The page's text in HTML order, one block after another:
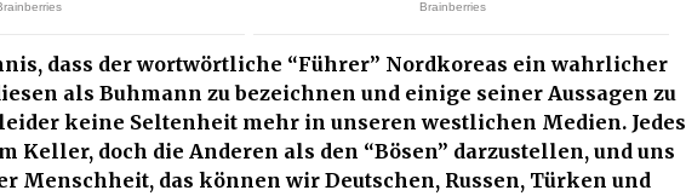
dass der wortwörtliche “Führer” Nordkoreas ein wahrlicher
als Buhmann zu bezeichnen und einige seiner Aussagen zu
keine Seltenheit mehr in unseren westlichen Medien. Jedes
Keller, doch die Anderen als den “Bösen” darzustellen, und uns
Menschheit, das können wir Deutschen, Russen, Türken und